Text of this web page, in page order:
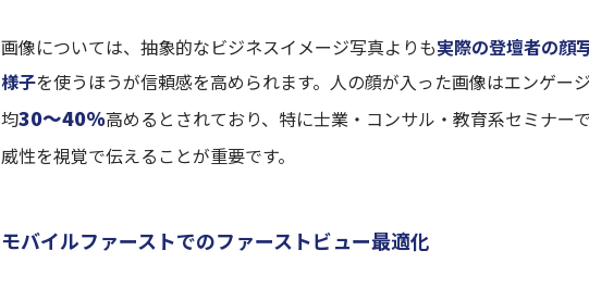
画像については、抽象的なビジネスイメージ写真よりも実際の登壇者の顔
様子を使うほうが信頼感を高められます。人の顔が入った画像はエンゲー
均30〜40%高めるとされており、特に士業・コンサル・教育系セミナー
威性を視覚で伝えることが重要です。
モバイルファーストでのファーストビュー最適化